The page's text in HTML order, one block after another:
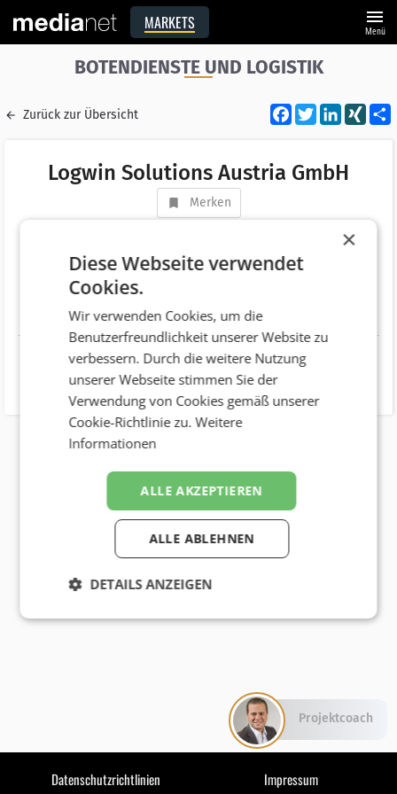
MARKETS menu
Menü
BOTENDIENSTE UND LOGISTIK
Zurück zur Übersicht Facebook
Twitter XING
Logwin Solutions Austria GmbH
Merken
AT 5020 Salzburg
Telefonnummer +43 (662) 4680
Website http://www.logwin-logistics.com/
Datenschutzrichtlinien Impressum
×
Diese Webseite verwendet
Cookies.
Wir verwenden Cookies, um die
Benutzerfreundlichkeit unserer Website zu
verbessern. Durch die weitere Nutzung
unserer Webseite stimmen Sie der
Verwendung von Cookies gemäß unserer
Cookie-Richtlinie zu.Weitere
Informationen
ALLE AKZEPTIEREN
ALLE ABLEHNEN
DETAILS ANZEIGEN
Projektcoach